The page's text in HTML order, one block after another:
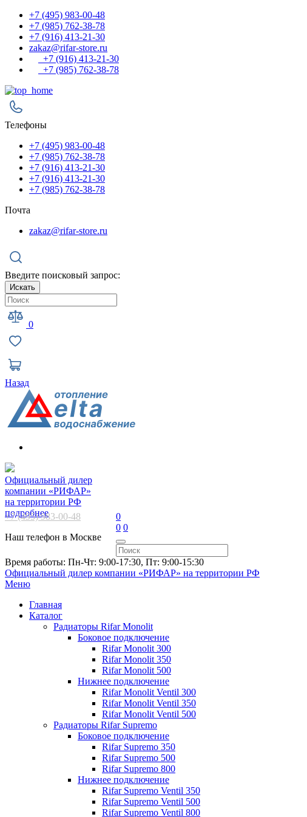
+7 (495) 983-00-48
+7 (985) 762-38-78
+7 (916) 413-21-30
zakaz@rifar-store.ru
+7 (916) 413-21-30
+7 (985) 762-38-78
Телефоны
+7 (495) 983-00-48
+7 (985) 762-38-78
+7 (916) 413-21-30
+7 (916) 413-21-30
+7 (985) 762-38-78
Почта
zakaz@rifar-store.ru
Введите поисковый запрос:
Искать
0
Назад
Официальный дилер
компании «РИФАР»
на территории РФ
подробнее
+7 (495) 983-00-48
Наш телефон в Москве
0
0 0
Время работы: Пн-Чт: 9:00-17:30, Пт: 9:00-15:30
Официальный дилер компании «РИФАР» на территории РФ
Меню
Главная
Каталог
Радиаторы Rifar Monolit
Боковое подключение
Rifar Monolit 300
Rifar Monolit 350
Rifar Monolit 500
Нижнее подключение
Rifar Monolit Ventil 300
Rifar Monolit Ventil 350
Rifar Monolit Ventil 500
Радиаторы Rifar Supremo
Боковое подключение
Rifar Supremo 350
Rifar Supremo 500
Rifar Supremo 800
Нижнее подключение
Rifar Supremo Ventil 350
Rifar Supremo Ventil 500
Rifar Supremo Ventil 800